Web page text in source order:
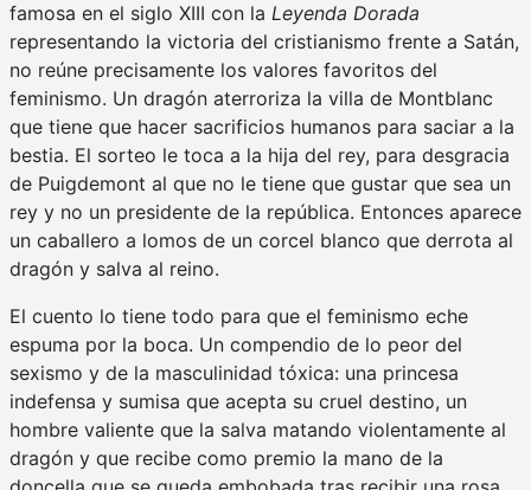
famosa en el siglo XIII con la Leyenda Dorada
representando la victoria del cristianismo frente a Satán,
no reúne precisamente los valores favoritos del
feminismo. Un dragón aterroriza la villa de Montblanc
que tiene que hacer sacrificios humanos para saciar a la
bestia. El sorteo le toca a la hija del rey, para desgracia
de Puigdemont al que no le tiene que gustar que sea un
rey y no un presidente de la república. Entonces aparece
un caballero a lomos de un corcel blanco que derrota al
dragón y salva al reino.
El cuento lo tiene todo para que el feminismo eche
espuma por la boca. Un compendio de lo peor del
sexismo y de la masculinidad tóxica: una princesa
indefensa y sumisa que acepta su cruel destino, un
hombre valiente que la salva matando violentamente al
dragón y que recibe como premio la mano de la